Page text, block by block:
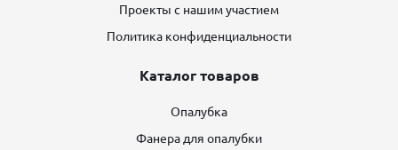
Проекты с нашим участием
Политика конфиденциальности
Каталог товаров
Опалубка
Фанера для опалубки